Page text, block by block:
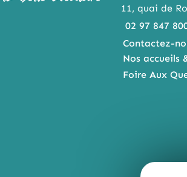
11, quai de
02 97 847
Contactez-
Nos accueils
Foire Aux